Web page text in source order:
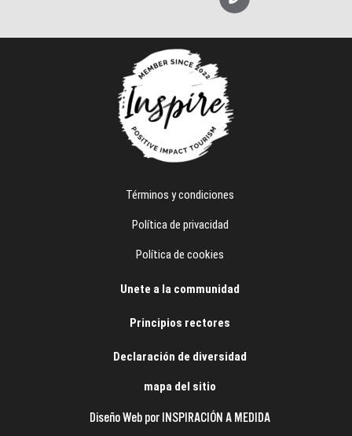
l
Términos y condiciones
Política de privacidad
Política de cookies
Unete a la communidad
Principios rectores
Declaración de diversidad
mapa del sitio
Diseño Web por INSPIRACIÓN A MEDIDA